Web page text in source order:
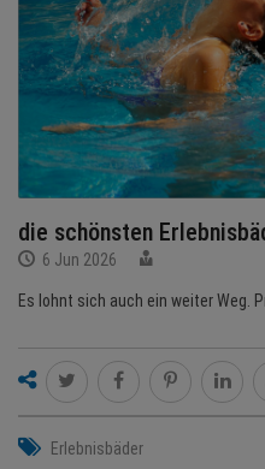
TERMINE
ANGEBOTE
JOBS
MEDIEN
die schönsten
6 Jun 2026
Es lohnt sich auch ein weiter Weg.
Erlebnisbäder